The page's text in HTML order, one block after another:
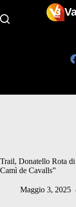
Trail, Donatello Rota
Camì de Cavalls”
Maggio 3, 2025